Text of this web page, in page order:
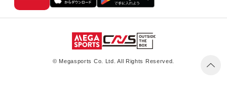
© Megasports Co. Ltd. All Rights Reserved.